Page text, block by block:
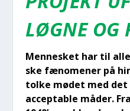
LØG­NE OG
Men­ne­sket har til
ske fæno­me­ner på
tol­ke mødet med
accep­tab­le måder.